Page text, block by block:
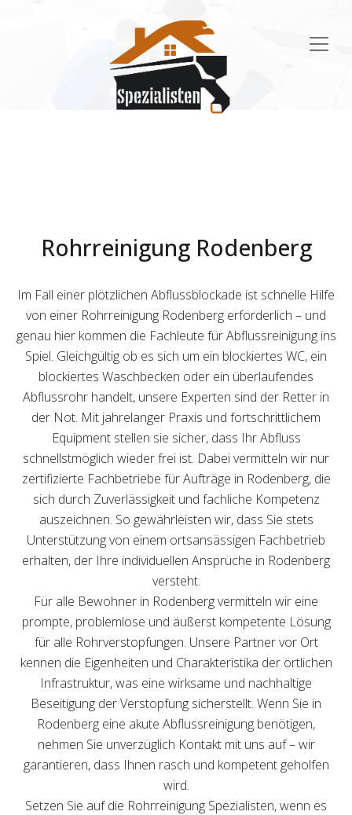
Rohrreinigung Rodenberg
Im Fall einer plötzlichen Abflussblockade ist schnelle Hilfe
von einer Rohrreinigung Rodenberg erforderlich – und
genau hier kommen die Fachleute für Abflussreinigung ins
Spiel. Gleichgültig ob es sich um ein blockiertes WC, ein
blockiertes Waschbecken oder ein überlaufendes
Abflussrohr handelt, unsere Experten sind der Retter in
der Not. Mit jahrelanger Praxis und fortschrittlichem
Equipment stellen sie sicher, dass Ihr Abfluss
schnellstmöglich wieder frei ist. Dabei vermitteln wir nur
zertifizierte Fachbetriebe für Aufträge in Rodenberg, die
sich durch Zuverlässigkeit und fachliche Kompetenz
auszeichnen. So gewährleisten wir, dass Sie stets
Unterstützung von einem ortsansässigen Fachbetrieb
erhalten, der Ihre individuellen Ansprüche in Rodenberg
versteht.
Für alle Bewohner in Rodenberg vermitteln wir eine
prompte, problemlose und äußerst kompetente Lösung
für alle Rohrverstopfungen. Unsere Partner vor Ort
kennen die Eigenheiten und Charakteristika der örtlichen
Infrastruktur, was eine wirksame und nachhaltige
Beseitigung der Verstopfung sicherstellt. Wenn Sie in
Rodenberg eine akute Abflussreinigung benötigen,
nehmen Sie unverzüglich Kontakt mit uns auf – wir
garantieren, dass Ihnen rasch und kompetent geholfen
wird.
Setzen Sie auf die Rohrreinigung Spezialisten, wenn es